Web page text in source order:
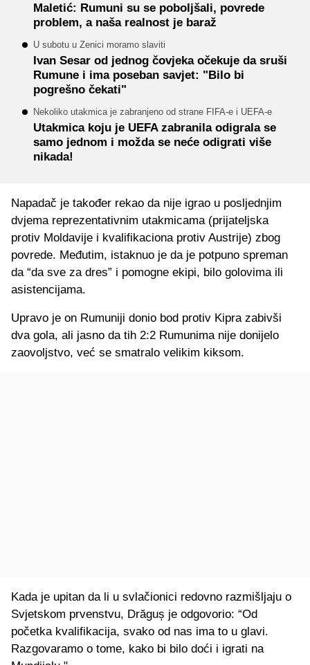
Maletić: Rumuni su se poboljšali, povrede
problem, a naša realnost je baraž
U subotu u Zenici moramo slaviti
Ivan Sesar od jednog čovjeka očekuje da sruši
Rumune i ima poseban savjet: "Bilo bi
pogrešno čekati"
Nekoliko utakmica je zabranjeno od strane FIFA-e i UEFA-e
Utakmica koju je UEFA zabranila odigrala se
samo jednom i možda se neće odigrati više
nikada!
Napadač je također rekao da nije igrao u posljednjim
dvjema reprezentativnim utakmicama (prijateljska
protiv Moldavije i kvalifikaciona protiv Austrije) zbog
povrede. Međutim, istaknuo je da je potpuno spreman
da “da sve za dres” i pomogne ekipi, bilo golovima ili
asistencijama.
Upravo je on Rumuniji donio bod protiv Kipra zabivši
dva gola, ali jasno da tih 2:2 Rumunima nije donijelo
zaovoljstvo, već se smatralo velikim kiksom.
Kada je upitan da li u svlačionici redovno razmišljaju o
Svjetskom prvenstvu, Drăguș je odgovorio: “Od
početka kvalifikacija, svako od nas ima to u glavi.
Razgovaramo o tome, kako bi bilo doći i igrati na